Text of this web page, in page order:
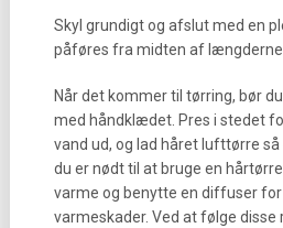
Skyl grundigt og afslut med en
påføres fra midten af længderne
Når det kommer til tørring, bør
med håndklædet. Pres i stedet
vand ud, og lad håret lufttørre
du er nødt til at bruge en
varme og benytte en diffuser
varmeskader. Ved at følge